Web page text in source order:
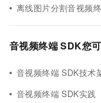
离线图片分割音视频
音视频终端 SDK您
音视频终端 SDK技术
音视频终端 SDK实践